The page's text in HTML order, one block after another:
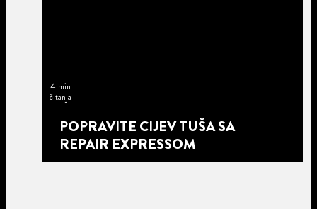
4 min
čitanja
POPRAVITE CIJEV TUŠA SA
REPAIR EXPRESSOM